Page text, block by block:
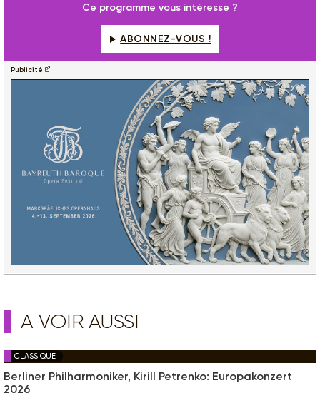
Ce programme vous intéresse ?
ABONNEZ-VOUS !
Publicité
A VOIR AUSSI
CLASSIQUE
Berliner Philharmoniker, Kirill Petrenko: Europakonzert
2026